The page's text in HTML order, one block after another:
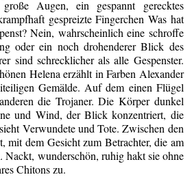
Augen, ein gespannt gerecktes
gespreizte Fingerchen Was hat
Nein, wahrscheinlich eine schroffe
oder ein noch drohenderer Blick des
sind schrecklicher als alle Gespenster.
Helena erzählt in Farben Alexander
Gemälde. Auf dem einen Flügel
die Trojaner. Die Körper dunkel
und Wind, der Blick konzentriert, die
Verwundete und Tote. Zwischen den
mit dem Gesicht zum Betrachter, die am
Nackt, wunderschön, ruhig hakt sie ohne
Chitons zu.